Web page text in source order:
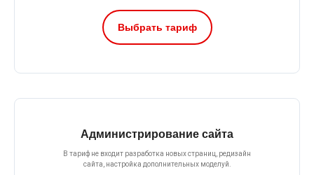
Выбрать тариф
Администрирование сайта
В тариф не входит разработка новых страниц, редизайн
сайта, настройка дополнительных моделуй.